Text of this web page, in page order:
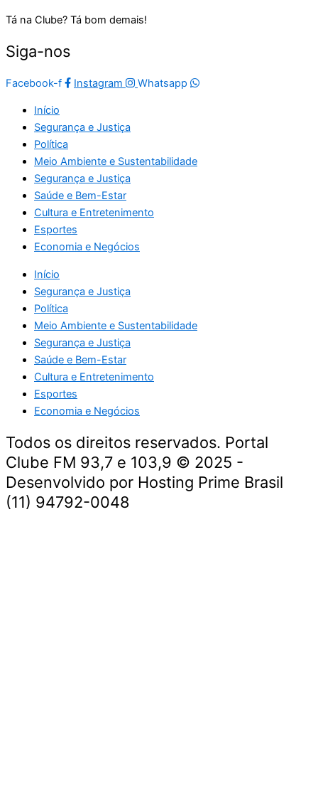
Tá na Clube? Tá bom demais!
Siga-nos
Facebook-f Instagram Whatsapp
Início
Segurança e Justiça
Política
Meio Ambiente e Sustentabilidade
Segurança e Justiça
Saúde e Bem-Estar
Cultura e Entretenimento
Esportes
Economia e Negócios
Início
Segurança e Justiça
Política
Meio Ambiente e Sustentabilidade
Segurança e Justiça
Saúde e Bem-Estar
Cultura e Entretenimento
Esportes
Economia e Negócios
Todos os direitos reservados. Portal
Clube FM 93,7 e 103,9 © 2025 -
Desenvolvido por Hosting Prime Brasil
(11) 94792-0048